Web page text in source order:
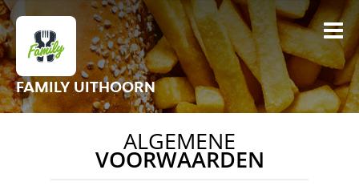
FAMILY UITHOORN
ALGEMENE
VOORWAARDEN